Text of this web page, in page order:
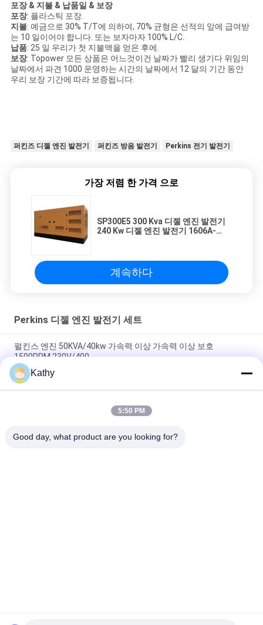
포장 & 지불 & 납품일 & 보장
포장: 플라스틱 포장.
지불: 예금으로 30% T/T에 의하여, 70% 균형은 선적의 앞에 급여받
는 10 일이어야 합니다. 또는 보자마자 100% L/C.
납품: 25 일 우리가 첫 지불액을 얻은 후에.
보장: Topower 모든 상품은 어느것이건 날짜가 빨리 생기다 위임의
날짜에서 파견 1000 운영하는 시간의 날짜에서 12 달의 기간 동안
우리 보장 기간에 따라 보증됩니다.
퍼킨즈 디젤 엔진 발전기 퍼킨즈 방음 발전기 Perkins 전기 발전기
가장 저렴 한 가격 으로
SP300E5 300 Kva 디젤 엔진 발전기
240 Kw 디젤 엔진 발전기 1606A-
계속하다
Perkins 디젤 엔진 발전기 세트
펄킨스 엔진 50KVA/40kw 가속력 이상 가속력 이상 보호
1500PRM 230V/400
펄킨스 발전기 13KVA/10KW 정량 전력 레로이 소머 주변 온도
-25°C ~ 50°C
펄킨스 발전기 10KVA/8KW 정량 전력 레로이 소머 주변 온도
Kathy
5:50 PM
Good day, what product are you looking for?